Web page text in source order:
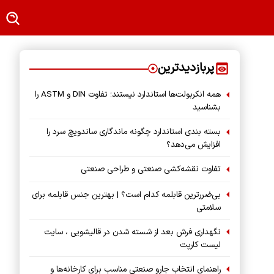
پربازدیدترین
همه انکربولت‌ها استاندارد نیستند؛ تفاوت DIN و ASTM را
بشناسید
بسته‌ بندی استاندارد چگونه ماندگاری ساندویچ سرد را
افزایش می‌دهد؟
تفاوت نقشه‌کشی صنعتی و طراحی صنعتی
بی‌ضررترین قابلمه کدام است؟ | بهترین جنس قابلمه برای
سلامتی
نگهداری فرش بعد از شسته شدن در قالیشویی ، سایت
لیست کارپت
راهنمای انتخاب جارو صنعتی مناسب برای کارخانه‌ها و